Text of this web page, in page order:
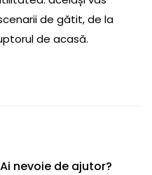
de gătit, de la
de acasă.
Ai nevoie de ajutor?